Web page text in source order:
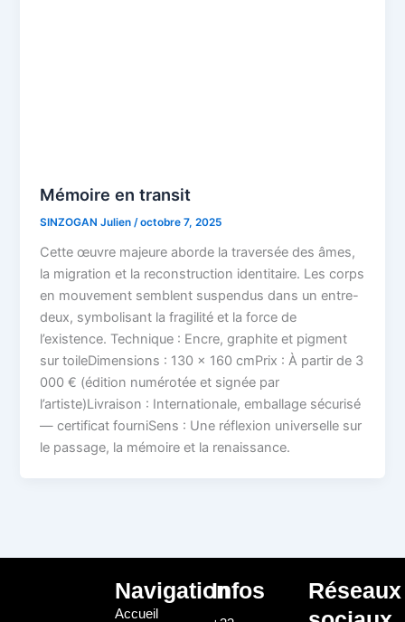
Mémoire en transit
SINZOGAN Julien/octobre 7, 2025
Cette œuvre majeure aborde la traversée des âmes,
la migration et la reconstruction identitaire. Les corps
en mouvement semblent suspendus dans un entre-
deux, symbolisant la fragilité et la force de
l’existence. Technique : Encre, graphite et pigment
sur toileDimensions : 130 × 160 cmPrix : À partir de 3
000 € (édition numérotée et signée par
l’artiste)Livraison : Internationale, emballage sécurisé
— certificat fourniSens : Une réflexion universelle sur
le passage, la mémoire et la renaissance.
Navigation
Accueil
Infos
Réseaux